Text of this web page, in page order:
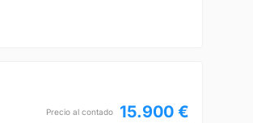
Precio al contado 15.900 €